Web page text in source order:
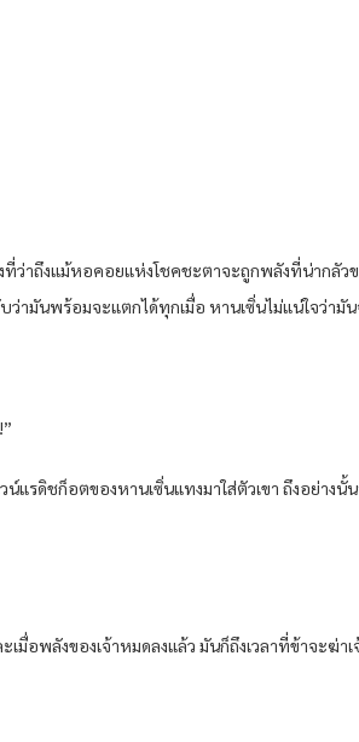
ว่าถึงแม้หอคอยแห่งโชคชะตาจะถูกพลังที่น่ากลัว
ามันพร้อมจะแตกได้ทุกเมื่อ หานเซิ่นไม่แน่ใจว่า
แรดิชก็อตของหานเซิ่นแทงมาใส่ตัวเขา ถึงอย่าง
มื่อพลังของเจ้าหมดลงแล้ว มันก็ถึงเวลาที่ข้าจะฆ่